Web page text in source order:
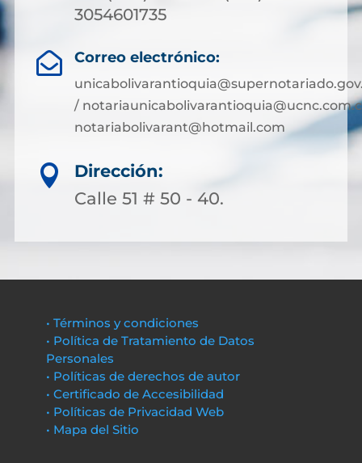
3054601735
 Correo electrónico:
/
notariabolivarant@hotmail.com

Dirección:
Calle 51 # 50 - 40.
• Términos y condiciones
• Política de Tratamiento de Datos
Personales
• Políticas de derechos de autor
• Certificado de Accesibilidad
• Políticas de Privacidad Web
• Mapa del Sitio